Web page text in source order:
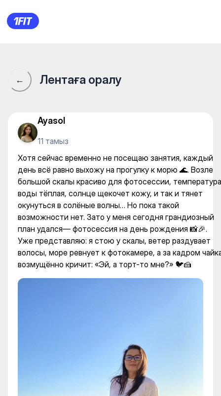
Хотя сейчас временно не
← Лентаға оралу
Ayasol
11 тамыз
Хотя сейчас временно не посещаю занятия, каждый
день всё равно выхожу на прогулку к морю 🌊. Возле
большой скалы красиво для фотосессии, температура
воды тёплая, солнце щекочет кожу, и так и тянет
окунуться в солёные волны… Но пока такой
возможности нет. Зато у меня сегодня грандиозный
план удался— фотосессия на день рождения 📸🎉.
Уже представляю: я стою у скалы, ветер раздувает
волосы, море ревнует к фотокамере, а за кадром
возмущённо кричит: «Эй, а торт-то мне?» 🐦🍰